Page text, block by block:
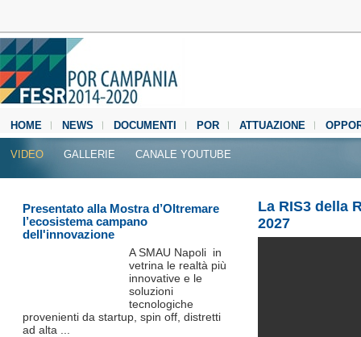
HOME NEWS DOCUMENTI POR ATTUAZIONE
MEDIA CENTER
VIDEO GALLERIE CANALE YOUTUBE
La RIS3 della
2027
Presentato alla Mostra d’Oltremare
l’ecosistema campano
dell'innovazione
A SMAU Napoli in
vetrina le realtà più
innovative e le
soluzioni
tecnologiche
provenienti da startup, spin off, distretti
ad alta ...